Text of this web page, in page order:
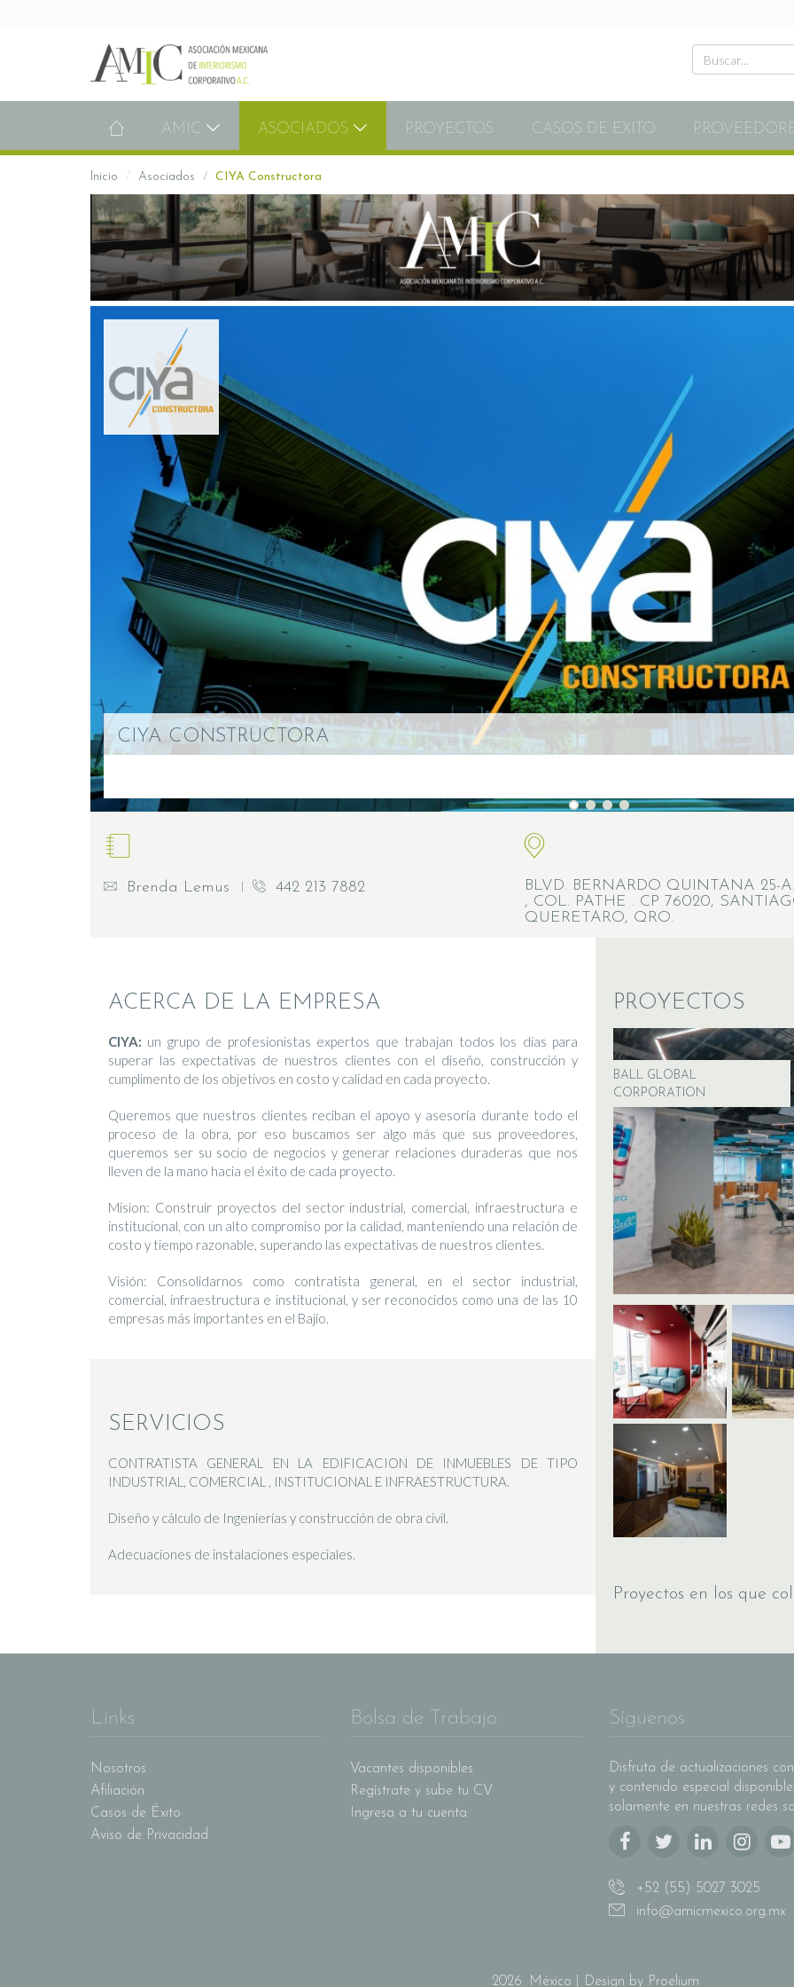
AMIC ASOCIADOS PROYECTOS CASOS DE ÉXITO
Inicio Asociados CIYA Constructora
CIYA CONSTRUCTORA
Brenda Lemus 442 213 7882
BLVD. BERNARDO QUINTANA 25-
, COL. PATHE . CP 76020,
QUERETARO, QRO.
ACERCA DE LA EMPRESA
CIYA: un grupo de profesionistas expertos que trabajan todos los días para
superar las expectativas de nuestros clientes con el diseño, construcción y
cumplimento de los objetivos en costo y calidad en cada proyecto.
Queremos que nuestros clientes reciban el apoyo y asesoría durante todo el
proceso de la obra, por eso buscamos ser algo más que sus proveedores,
queremos ser su socio de negocios y generar relaciones duraderas que nos
lleven de la mano hacia el éxito de cada proyecto.
Mision: Construir proyectos del sector industrial, comercial, infraestructura e
institucional, con un alto compromiso por la calidad, manteniendo una relación de
costo y tiempo razonable, superando las expectativas de nuestros clientes.
Visión: Consolidarnos como contratista general, en el sector industrial,
comercial, infraestructura e institucional, y ser reconocidos como una de las 10
empresas más importantes en el Bajío.
SERVICIOS
CONTRATISTA GENERAL EN LA EDIFICACION DE INMUEBLES DE TIPO
INDUSTRIAL, COMERCIAL , INSTITUCIONAL E INFRAESTRUCTURA.
Diseño y cálculo de Ingenierías y construcción de obra civil.
Adecuaciones de instalaciones especiales.
PROYECTOS
BALL GLOBAL
CORPORATION
Proyectos en los que
Links
Nosotros
Afiliación
Casos de Éxito
Aviso de Privacidad
Bolsa de Trabajo
Vacantes disponibles
Regístrate y sube tu CV
Ingresa a tu cuenta
Síguenos
Disfruta de actualizaciones
y contenido especial disponible
solamente en nuestras redes
+52 (55) 5027 3025
info@amicmexico.org.mx
2026. México | Design by Proelium